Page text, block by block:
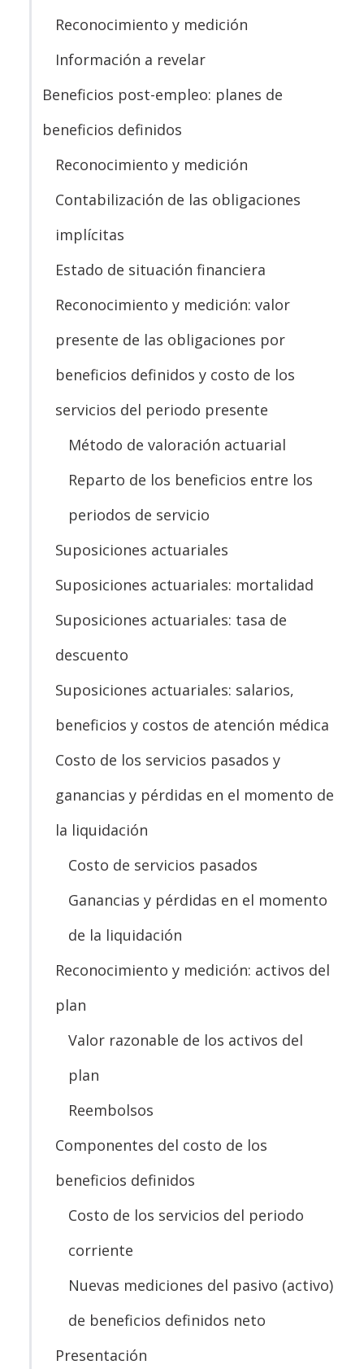
Reconocimiento y medición
Información a revelar
Beneficios post-empleo: planes de
beneficios definidos
Reconocimiento y medición
Contabilización de las obligaciones
implícitas
Estado de situación financiera
Reconocimiento y medición: valor
presente de las obligaciones por
beneficios definidos y costo de los
servicios del periodo presente
Método de valoración actuarial
Reparto de los beneficios entre los
periodos de servicio
Suposiciones actuariales
Suposiciones actuariales: mortalidad
Suposiciones actuariales: tasa de
descuento
Suposiciones actuariales: salarios,
beneficios y costos de atención médica
Costo de los servicios pasados y
ganancias y pérdidas en el momento de
la liquidación
Costo de servicios pasados
Ganancias y pérdidas en el momento
de la liquidación
Reconocimiento y medición: activos del
plan
Valor razonable de los activos del
plan
Reembolsos
Componentes del costo de los
beneficios definidos
Costo de los servicios del periodo
corriente
Nuevas mediciones del pasivo (activo)
de beneficios definidos neto
Presentación